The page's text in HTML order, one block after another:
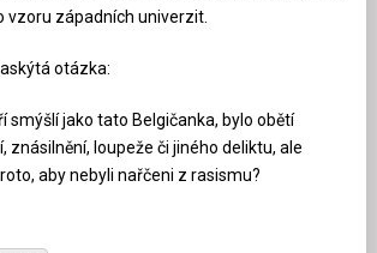
vzoru západních univerzit.
otázka:
smýšlí jako tato Belgičanka, bylo obětí
znásilnění, loupeže či jiného deliktu, ale
aby nebyli nařčeni z rasismu?